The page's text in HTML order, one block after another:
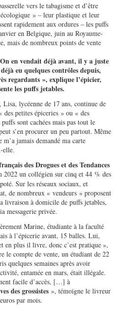
vers le tabagisme et d’être
» – leur plastique et leur
rapidement aux ordures – les puffs
en Belgique, juin au Royaume-
mais de nombreux points de vente
en vendait déjà avant, il y a juste
eu quelques contrôles depuis,
regardants », explique l’épicier,
les puffs jetables.
, Lisa, lycéenne de 17 ans, continue de
des petites épiceries » ou « des
sont cachées mais pas tout le
s’en procurer un peu partout. Même
jamais demandé ma carte
elle.
des Drogues et des Tendances
2022 un collégien sur cinq et 44 % des
Sur les réseaux sociaux, et
de nombreux « vendeurs » proposent
livraison à domicile de puffs jetables,
messagerie privée.
Marine, étudiante à la faculté
à l’épicerie avant, 15 balles. Lui,
en plus il livre, donc c’est pratique »,
le compte de vente, un étudiant de 22
quelques semaines après avoir
entamée en mars, était illégale.
facile d’accès, […] à
des grossistes », témoigne le livreur
par mois.